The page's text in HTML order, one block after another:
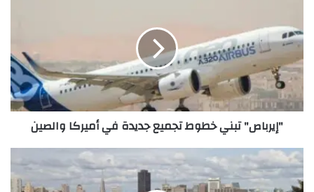
ر
ب
ا
ص
ت
ي
خ
ط
"إيرباص" تبني خطوط تجميع جديدة في أميركا والصين
س
و